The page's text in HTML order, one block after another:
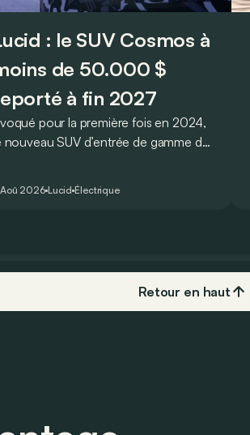
: le SUV Cosmos à
de 50.000 $
à fin 2027
pour la première fois en 2024,
nouveau SUV d’entrée de gamme de
gamme du constructeur d’ici la fin de
2026Lucid Électrique
Retour en haut